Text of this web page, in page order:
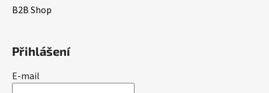
B2B Shop
Přihlášení
E-mail